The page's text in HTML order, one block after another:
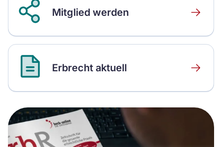
Mitglied werden
Erbrecht aktuell
Erbrecht